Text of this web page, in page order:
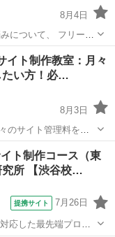
8月4日
について、 フリーラ
フリーランス
イト制作教室：月々
たい方！必…
8月3日
ムページ作成
ト制作コース（東
究所 【渋谷校…
提携サイト 7月26日
応した最先端プログ